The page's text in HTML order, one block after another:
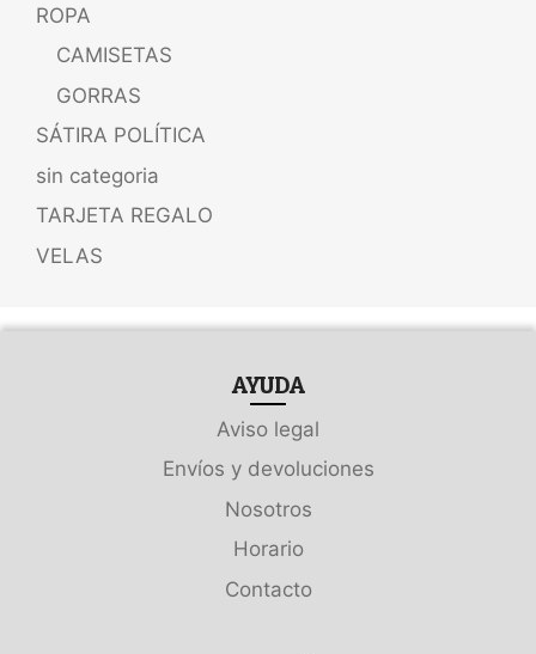
ROPA
CAMISETAS
GORRAS
SÁTIRA POLÍTICA
sin categoria
TARJETA REGALO
VELAS
AYUDA
Aviso legal
Envíos y devoluciones
Nosotros
Horario
Contacto